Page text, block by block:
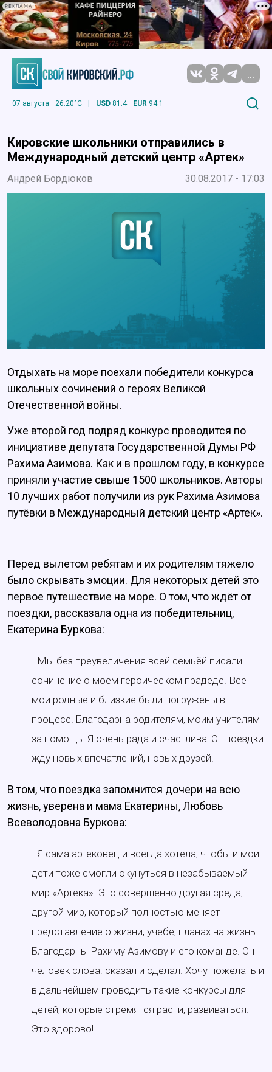
РЕКЛАМА
...
07 августа 26.20°C | USD 81.4 EUR 94.1
Кировские школьники отправились в
Международный детский центр «Артек»
Андрей Бордюков 30.08.2017 - 17:03
Отдыхать на море поехали победители конкурса
школьных сочинений о героях Великой
Отечественной войны.
Уже второй год подряд конкурс проводится по
инициативе депутата Государственной Думы РФ
Рахима Азимова. Как и в прошлом году, в конкурсе
приняли участие свыше 1500 школьников. Авторы
10 лучших работ получили из рук Рахима Азимова
путёвки в Международный детский центр «Артек».
Перед вылетом ребятам и их родителям тяжело
было скрывать эмоции. Для некоторых детей это
первое путешествие на море. О том, что ждёт от
поездки, рассказала одна из победительниц,
Екатерина Буркова:
- Мы без преувеличения всей семьёй писали
сочинение о моём героическом прадеде. Все
мои родные и близкие были погружены в
процесс. Благодарна родителям, моим учителям
за помощь. Я очень рада и счастлива! От поездки
жду новых впечатлений, новых друзей.
В том, что поездка запомнится дочери на всю
жизнь, уверена и мама Екатерины, Любовь
Всеволодовна Буркова:
- Я сама артековец и всегда хотела, чтобы и мои
дети тоже смогли окунуться в незабываемый
мир «Артека». Это совершенно другая среда,
другой мир, который полностью меняет
представление о жизни, учёбе, планах на жизнь.
Благодарны Рахиму Азимову и его команде. Он
человек слова: сказал и сделал. Хочу пожелать и
в дальнейшем проводить такие конкурсы для
детей, которые стремятся расти, развиваться.
Это здорово!